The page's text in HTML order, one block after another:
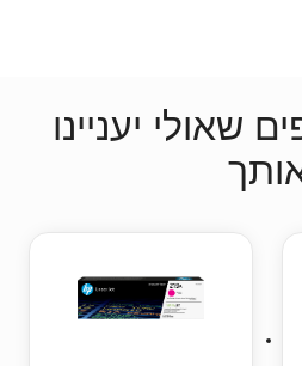
שאולי יעניינו